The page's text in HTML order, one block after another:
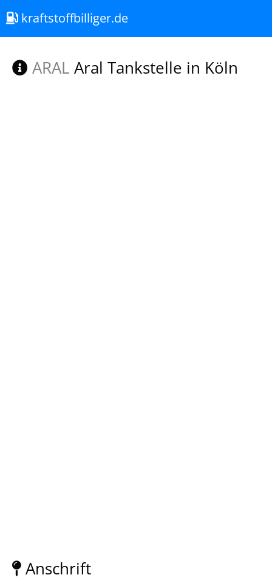
kraftstoffbilliger.de
ARAL Aral Tankstelle in Köln
Anschrift